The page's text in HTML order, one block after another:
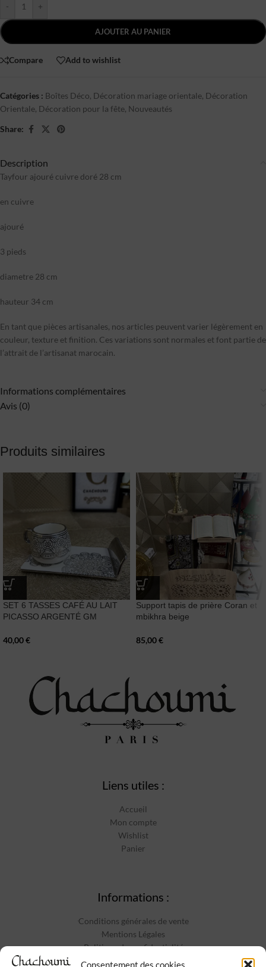
Consentement des cookies
- +
AJOUTER AU PANIER
Compare Add to wishlist
Catégories : Boîtes Déco, Décoration mariage orientale, Décoration
Orientale, Décoration pour la fête, Nouveautés
Share:
Description
Tayfour ajouré cuivre doré 28 cm
en cuivre
ajouré
3 pieds
diametre 28 cm
hauteur 34 cm
En tant que pièces artisanales, nos articles peuvent varier légèrement en
couleur, texture et finition. Ces variations sont normales et font partie de
l’attrait de l’artisanat marocain.
Informations complémentaires
Avis (0)
Produits similaires
SET 6 TASSES CAFÉ AU LAIT
PICASSO ARGENTÉ GM
40,00€
Support tapis de prière Coran et
mbikhra beige
85,00€
Liens utiles :
Accueil
Mon compte
Wishlist
Panier
Informations :
Conditions générales de vente
Mentions Légales
Politique de confidentialité
Contact